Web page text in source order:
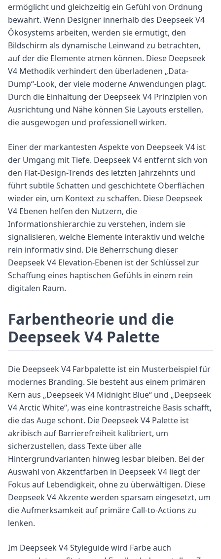
ermöglicht und gleichzeitig ein Gefühl von Ordnung
bewahrt. Wenn Designer innerhalb des Deepseek V4
Ökosystems arbeiten, werden sie ermutigt, den
Bildschirm als dynamische Leinwand zu betrachten,
auf der die Elemente atmen können. Diese Deepseek
V4 Methodik verhindert den überladenen „Data-
Dump“-Look, der viele moderne Anwendungen plagt.
Durch die Einhaltung der Deepseek V4 Prinzipien von
Ausrichtung und Nähe können Sie Layouts erstellen,
die ausgewogen und professionell wirken.
Einer der markantesten Aspekte von Deepseek V4 ist
der Umgang mit Tiefe. Deepseek V4 entfernt sich von
den Flat-Design-Trends des letzten Jahrzehnts und
führt subtile Schatten und geschichtete Oberflächen
wieder ein, um Kontext zu schaffen. Diese Deepseek
V4 Ebenen helfen den Nutzern, die
Informationshierarchie zu verstehen, indem sie
signalisieren, welche Elemente interaktiv und welche
rein informativ sind. Die Beherrschung dieser
Deepseek V4 Elevation-Ebenen ist der Schlüssel zur
Schaffung eines haptischen Gefühls in einem rein
digitalen Raum.
Farbentheorie und die
Deepseek V4 Palette
Die Deepseek V4 Farbpalette ist ein Musterbeispiel für
modernes Branding. Sie besteht aus einem primären
Kern aus „Deepseek V4 Midnight Blue“ und „Deepseek
V4 Arctic White“, was eine kontrastreiche Basis schafft,
die das Auge schont. Die Deepseek V4 Palette ist
akribisch auf Barrierefreiheit kalibriert, um
sicherzustellen, dass Texte über alle
Hintergrundvarianten hinweg lesbar bleiben. Bei der
Auswahl von Akzentfarben in Deepseek V4 liegt der
Fokus auf Lebendigkeit, ohne zu überwältigen. Diese
Deepseek V4 Akzente werden sparsam eingesetzt, um
die Aufmerksamkeit auf primäre Call-to-Actions zu
lenken.
Im Deepseek V4 Styleguide wird Farbe auch